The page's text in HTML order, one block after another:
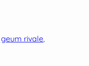
geum rivale